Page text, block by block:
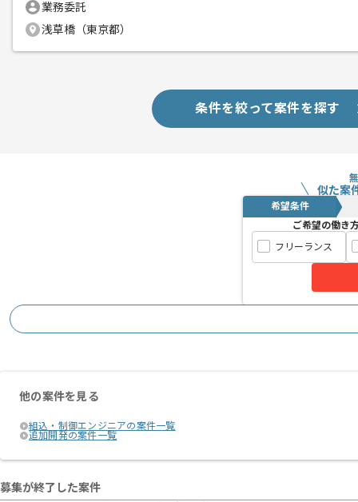
業務委託
浅草橋（東京都）
条件を絞って案件を探す
似た案
希望条件
ご希望の働き
フリーランス
他の案件を見る
組込・制御エンジニアの案件一覧
追加開発の案件一覧
募集が終了した案件